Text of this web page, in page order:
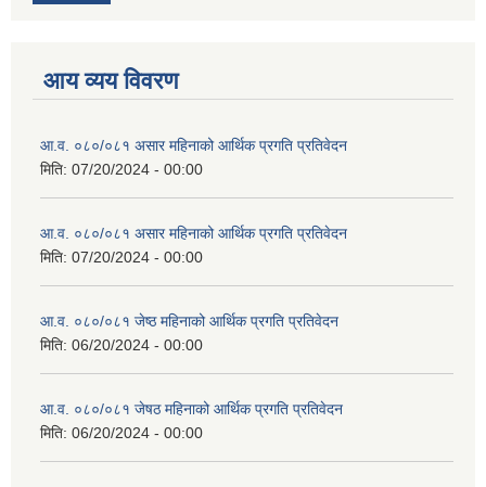
आय व्यय विवरण
आ.व. ०८०/०८१ असार महिनाको आर्थिक प्रगति प्रतिवेदन
मिति: 07/20/2024 - 00:00
आ.व. ०८०/०८१ असार महिनाको आर्थिक प्रगति प्रतिवेदन
मिति: 07/20/2024 - 00:00
आ.व. ०८०/०८१ जेष्ठ महिनाको आर्थिक प्रगति प्रतिवेदन
मिति: 06/20/2024 - 00:00
आ.व. ०८०/०८१ जेषठ महिनाको आर्थिक प्रगति प्रतिवेदन
मिति: 06/20/2024 - 00:00